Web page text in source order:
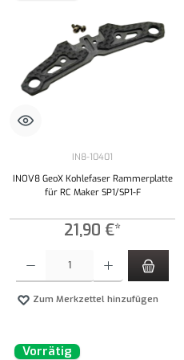
IN8-10401
INOV8 GeoX Kohlefaser Rammerplatte
für RC Maker SP1/SP1-F
21,90 €*
Zum Merkzettel hinzufügen
Vorrätig